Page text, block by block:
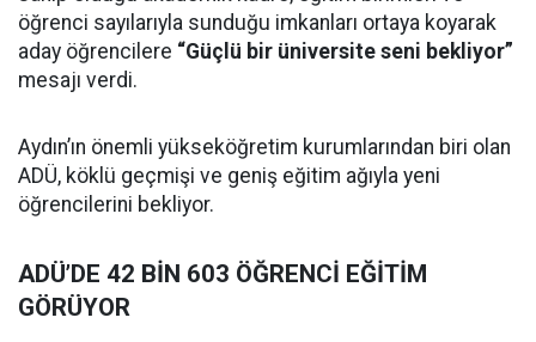
öğrenci sayılarıyla sunduğu imkanları ortaya koyarak
aday öğrencilere “Güçlü bir üniversite seni bekliyor”
mesajı verdi.
Aydın’ın önemli yükseköğretim kurumlarından biri olan
ADÜ, köklü geçmişi ve geniş eğitim ağıyla yeni
öğrencilerini bekliyor.
ADÜ’DE 42 BİN 603 ÖĞRENCİ EĞİTİM
GÖRÜYOR